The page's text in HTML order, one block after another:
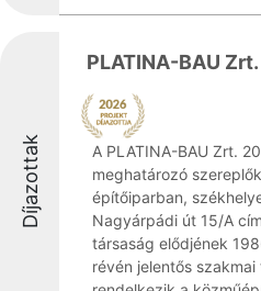
Díjazottak
PLATINA-BAU Zrt.
A PLATINA-BAU Zrt.
meghatározó
építőiparban,
Nagyárpádi út 15/A
társaság elődjének
révén jelentős